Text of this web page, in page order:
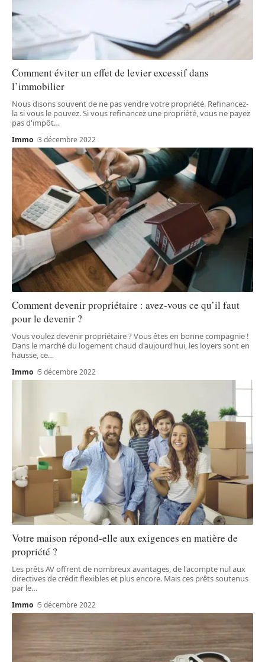
Comment éviter un effet de levier excessif dans
l’immobilier
Nous disons souvent de ne pas vendre votre propriété. Refinancez-
la si vous le pouvez. Si vous refinancez une propriété, vous ne payez
pas d'impôt…
Immo 3 décembre 2022
Comment devenir propriétaire : avez-vous ce qu’il faut
pour le devenir ?
Vous voulez devenir propriétaire ? Vous êtes en bonne compagnie !
Dans le marché du logement chaud d'aujourd'hui, les loyers sont en
hausse, ce…
Immo 5 décembre 2022
Votre maison répond-elle aux exigences en matière de
propriété ?
Les prêts AV offrent de nombreux avantages, de l'acompte nul aux
directives de crédit flexibles et plus encore. Mais ces prêts soutenus
par le…
Immo 5 décembre 2022